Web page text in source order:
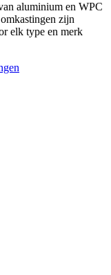
aluminium en WPC
zijn
elk type en merk